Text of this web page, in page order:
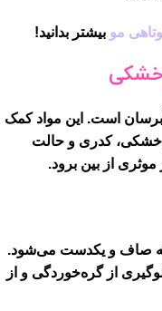
مو بیشتر بدانید!
است. این مواد کمک
خشکی، کدری و حالت
صاف و یکدست می‌شود.
از گره‌خوردگی و از